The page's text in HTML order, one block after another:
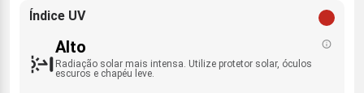
Índice UV
Alto
Radiação solar mais intensa. Utilize protetor solar, óculos
escuros e chapéu leve.